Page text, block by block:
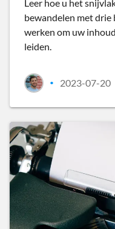
Leer hoe u het
bewandelen met
werken om uw
leiden.
• 2023-07-20